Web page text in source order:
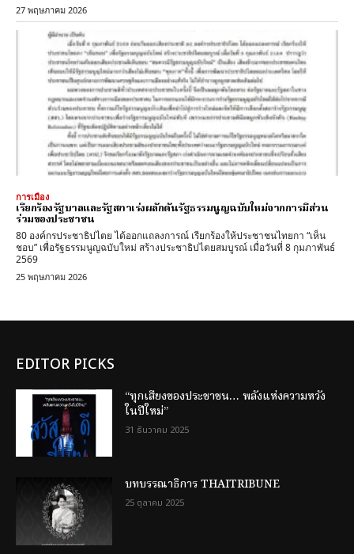
27 พฤษภาคม 2026
การเมือง
เรียกร้องรัฐบาลและรัฐสภาเร่งผลักดันรัฐธรรมนูญฉบับใหม่จากการมีส่วน
ร่วมของประชาชน
80 องค์กรประชาธิปไตย ได้ออกแถลงการณ์ เรียกร้องให้ประชาชนไทยกา “เห็น
ชอบ” เพื่อรัฐธรรมนูญฉบับใหม่ สร้างประชาธิปไตยสมบูรณ์ เมื่อวันที่ 8 กุมภาพันธ์
2569
25 พฤษภาคม 2026
EDITOR PICKS
“ทุกเสียงของประชาชน… พลังแห่งความหวัง
ในปีใหม่”
31 ธันวาคม 2025
บทบรรณาธิการ THAITRIBUNE
25 ตุลาคม 2025